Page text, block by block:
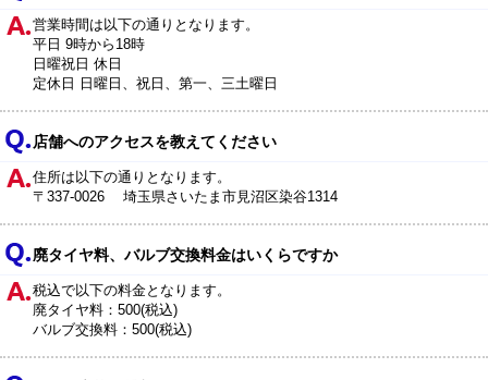
営業時間は以下の通りとなります。
平日 9時から18時
日曜祝日 休日
定休日 日曜日、祝日、第一、三土曜日
店舗へのアクセスを教えてください
住所は以下の通りとなります。
〒337-0026 埼玉県さいたま市見沼区染谷1314
廃タイヤ料、バルブ交換料金はいくらですか
税込で以下の料金となります。
廃タイヤ料：500(税込)
バルブ交換料：500(税込)